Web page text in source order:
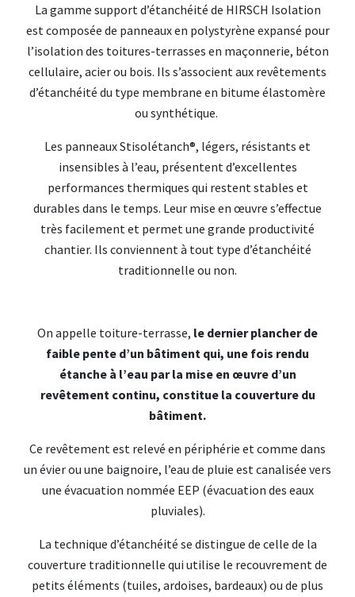
La gamme support d’étanchéité de HIRSCH Isolation
est composée de panneaux en polystyrène expansé pour
l’isolation des toitures-terrasses en maçonnerie, béton
cellulaire, acier ou bois. Ils s’associent aux revêtements
d’étanchéité du type membrane en bitume élastomère
ou synthétique.
Les panneaux Stisolétanch®, légers, résistants et
insensibles à l’eau, présentent d’excellentes
performances thermiques qui restent stables et
durables dans le temps. Leur mise en œuvre s’effectue
très facilement et permet une grande productivité
chantier. Ils conviennent à tout type d’étanchéité
traditionnelle ou non.
On appelle toiture-terrasse, le dernier plancher de
faible pente d’un bâtiment qui, une fois rendu
étanche à l’eau par la mise en œuvre d’un
revêtement continu, constitue la couverture du
bâtiment.
Ce revêtement est relevé en périphérie et comme dans
un évier ou une baignoire, l’eau de pluie est canalisée vers
une évacuation nommée EEP (évacuation des eaux
pluviales).
La technique d’étanchéité se distingue de celle de la
couverture traditionnelle qui utilise le recouvrement de
petits éléments (tuiles, ardoises, bardeaux) ou de plus